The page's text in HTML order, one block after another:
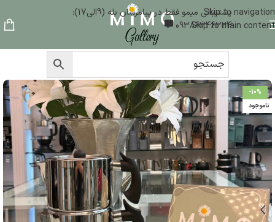
Skip to navigation
Skip to main content
پشتیبانی میمو فقط در پیامرسان بله (9الی17):
09386346324
-10%
ناموجود